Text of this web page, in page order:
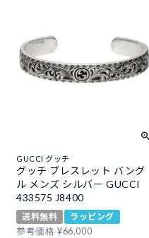
GUCCI グッチ
グッチ ブレスレット バング
ル メンズ シルバー GUCCI
433575 J8400
送料無料
ラッピング
参考価格 ¥66,000